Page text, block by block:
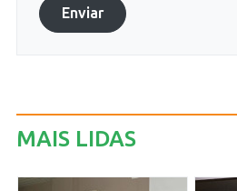
Enviar
MAIS LIDAS